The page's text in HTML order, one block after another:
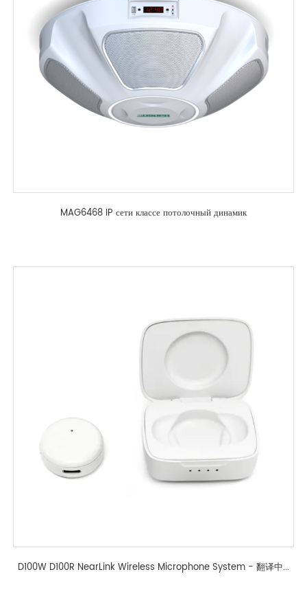
MAG6468 IP сети классе потолочный динамик
D100W D100R NearLink Wireless Microphone System - 翻译中...